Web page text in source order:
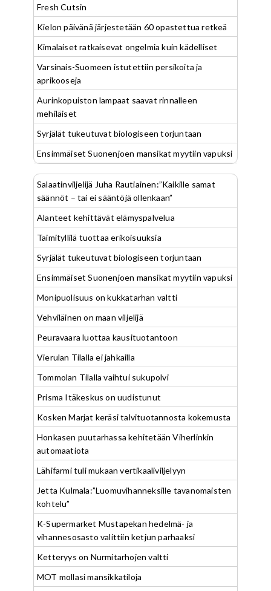
Fresh Cutsin
Kielon päivänä järjestetään 60 opastettua retkeä
Kimalaiset ratkaisevat ongelmia kuin kädelliset
Varsinais-Suomeen istutettiin persikoita ja
aprikooseja
Aurinkopuiston lampaat saavat rinnalleen
mehiläiset
Syrjälät tukeutuvat biologiseen torjuntaan
Ensimmäiset Suonenjoen mansikat myytiin vapuksi
Salaatinviljelijä Juha Rautiainen:”Kaikille samat
säännöt – tai ei sääntöjä ollenkaan”
Alanteet kehittävät elämyspalvelua
Taimityllilä tuottaa erikoisuuksia
Syrjälät tukeutuvat biologiseen torjuntaan
Ensimmäiset Suonenjoen mansikat myytiin vapuksi
Monipuolisuus on kukkatarhan valtti
Vehviläinen on maan viljelijä
Peuravaara luottaa kausituotantoon
Vierulan Tilalla ei jahkailla
Tommolan Tilalla vaihtui sukupolvi
Prisma Itäkeskus on uudistunut
Kosken Marjat keräsi talvituotannosta kokemusta
Honkasen puutarhassa kehitetään Viherlinkin
automaatiota
Lähifarmi tuli mukaan vertikaaliviljelyyn
Jetta Kulmala:”Luomuvihanneksille tavanomaisten
kohtelu”
K-Supermarket Mustapekan hedelmä- ja
vihannesosasto valittiin ketjun parhaaksi
Ketteryys on Nurmitarhojen valtti
MOT mollasi mansikkatiloja